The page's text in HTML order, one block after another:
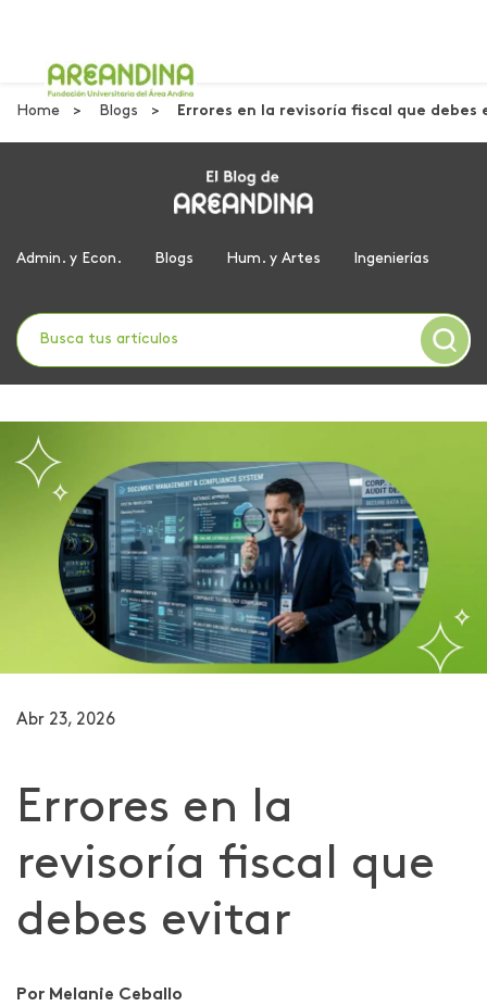
Home Blogs Errores en la revisoría fiscal que debes
Admin. y Econ. Blogs Hum. y Artes Ingenierías
Abr 23, 2026
Errores en la
revisoría fiscal que
debes evitar​
Por Melanie Ceballo